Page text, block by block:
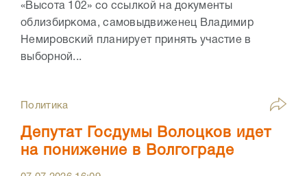
«Высота 102» со ссылкой на документы
облизбиркома, самовыдвиженец Владимир
Немировский планирует принять участие в
выборной...
Политика
Депутат Госдумы Волоцков идет
на понижение в Волгограде